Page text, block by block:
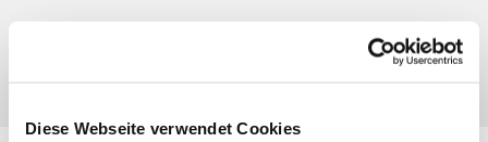
Diese Webseite verwendet Cookies
St. Georg, Kirche, Kissingenplatz, 13189